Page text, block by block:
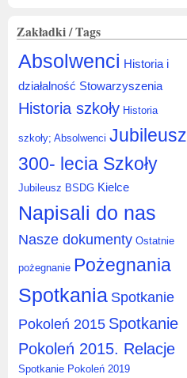
Zakładki / Tags
Absolwenci Historia i
działalność Stowarzyszenia
Historia szkoły Historia
szkoły; Absolwenci Jubileusz
300- lecia Szkoły
Jubileusz BSDG Kielce
Napisali do nas
Nasze dokumenty Ostatnie
pożegnanie Pożegnania
Spotkania Spotkanie
Pokoleń 2015 Spotkanie
Pokoleń 2015. Relacje
Spotkanie Pokoleń 2019